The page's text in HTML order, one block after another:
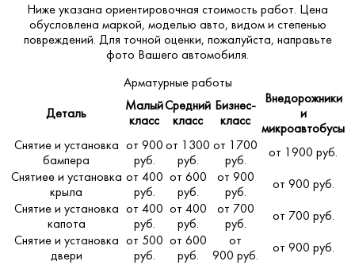
Ниже указана ориентировочная стоимость работ. Цена
обусловлена маркой, моделью авто, видом и степенью
повреждений. Для точной оценки, пожалуйста, направьте
фото Вашего автомобиля.
Арматурные работы
Деталь
Малый
класс
Средний
класс
Бизнес-
класс
Внедорожники
и
микроавтобусы
Снятие и установка
бампера
от 900
руб.
от 1300
руб.
от 1700
руб.
от 1900 руб.
Снятиее и установка
крыла
от 400
руб.
от 600
руб.
от 900
руб.
от 900 руб.
Снятие и установка
капота
от 400
руб.
от 400
руб.
от 700
руб.
от 700 руб.
Снятие и установка
двери
от 500
руб.
от 600
руб.
от
900 руб.
от 900 руб.